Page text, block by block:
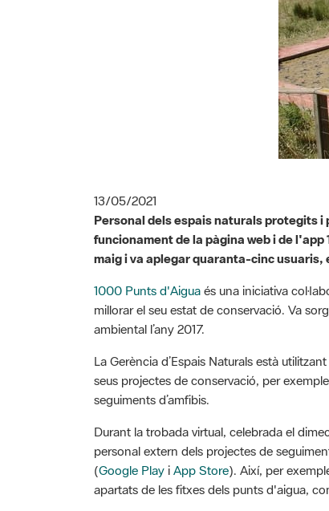
Personal dels espais naturals protegits i
funcionament de la pàgina web i de
maig i va aplegar quaranta-cinc
1000 Punts d'Aigua és una iniciativa
millorar el seu estat de conservació. Va
ambiental l’any 2017.
La Gerència d’Espais Naturals està
seus projectes de conservació, per
seguiments d’amfibis.
Durant la trobada virtual, celebrada el
personal extern dels projectes de
(Google PlayiApp Store). Així, per
apartats de les fitxes dels punts d'aigua,
L’aplicació 1000 Punts d'Aigua està